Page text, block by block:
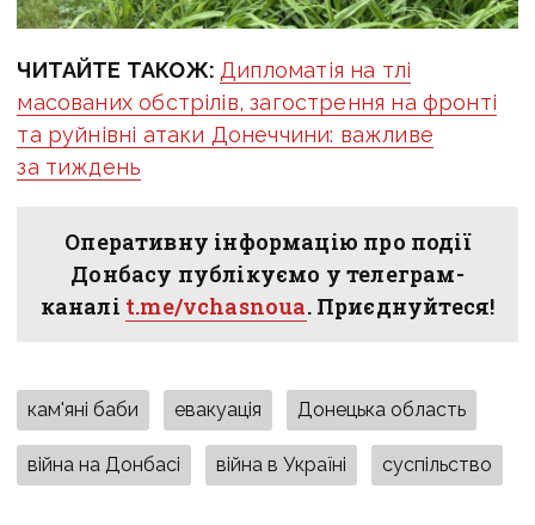
ЧИТАЙТЕ ТАКОЖ: Дипломатія на тлі
масованих обстрілів, загострення на фронті
та руйнівні атаки Донеччини: важливе
за тиждень
Оперативну інформацію про події
Донбасу публікуємо у телеграм-
каналі t.me/vchasnoua. Приєднуйтеся!
кам'яні баби евакуація Донецька область
війна на Донбасі війна в Україні суспільство